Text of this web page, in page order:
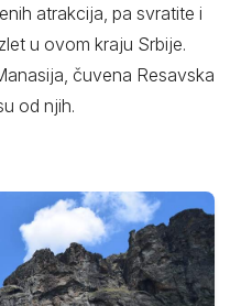
atrakcija, pa svratite i
u ovom kraju Srbije.
čuvena Resavska
od njih.